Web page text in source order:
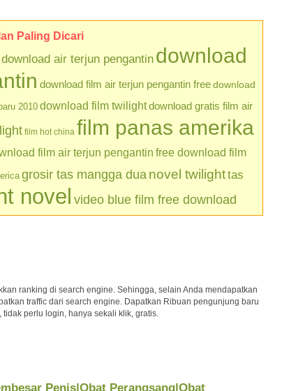
Paling Dicari
download air terjun pengantin download
download film air terjun pengantin free download
2010 download film twilight download gratis film air
film hot china film panas amerika
film air terjun pengantin free download film
grosir tas mangga dua novel twilighttas
novel video blue film free download
ranking di search engine. Sehingga, selain Anda mendapatkan
traffic dari search engine. Dapatkan Ribuan pengunjung baru
tidak perlu login, hanya sekali klik, gratis.
Penis|Obat Perangsang|Obat